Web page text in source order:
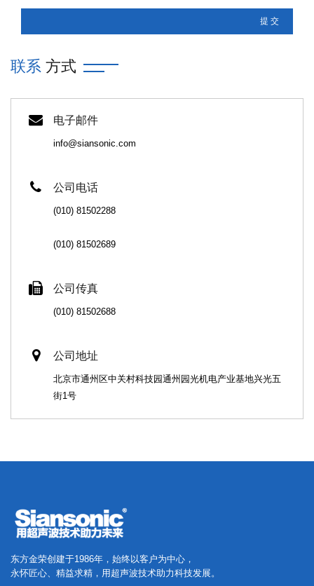
联系 方式
电子邮件
info@siansonic.com
公司电话
(010) 81502288
(010) 81502689
公司传真
(010) 81502688
公司地址
北京市通州区中关村科技园通州园光机电产业基地兴光五
街1号
东方金荣创建于1986年，始终以客户为中心，
永怀匠心、精益求精，用超声波技术助力科技发展。